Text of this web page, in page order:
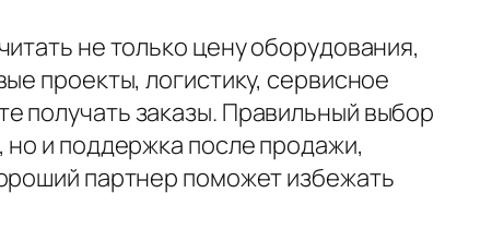
не только цену оборудования,
проекты, логистику, сервисное
получать заказы. Правильный выбор
и поддержка после продажи,
партнер поможет избежать